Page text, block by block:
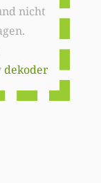
nicht
dekoder